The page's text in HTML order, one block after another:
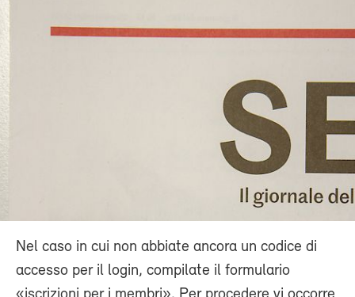
Nel caso in cui non abbiate ancora un codice di
accesso per il login, compilate il formulario